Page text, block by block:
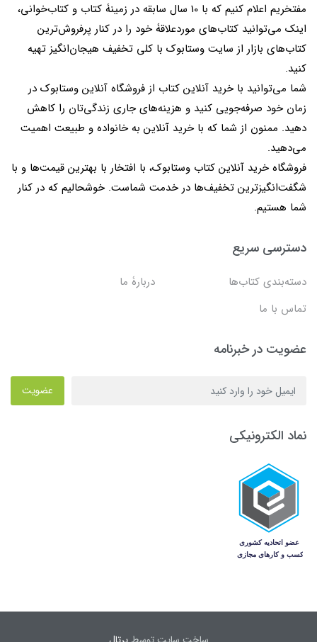
مفتخریم اعلام کنیم که با 10 سال سابقه در زمینۀ کتاب و کتاب‌خوانی،
اینک می‌توانید کتاب‌های موردعلاقۀ خود را در کنار پرفروش‌ترین
کتاب‌های بازار از سایت وستابوک با کلی تخفیف هیجان‌انگیز تهیه
کنید.
شما می‌توانید با خرید آنلاین کتاب از فروشگاه آنلاین وستابوک در
زمان خود صرفه‌جویی کنید و هزینه‌های جاری زندگی‌تان را کاهش
دهید. ممنون از شما که با خرید آنلاین به خانواده و طبیعت اهمیت
می‌دهید.
فروشگاه خرید آنلاین کتاب وستابوک، با افتخار با بهترین قیمت‌ها و با
شگفت‌انگیزترین تخفیف‌ها در خدمت شماست. خوشحالیم که در کنار
شما هستیم.
دسترسی سریع
دسته‌بندی کتاب‌ها
دربارۀ ما
تماس با ما
عضویت در خبرنامه
عضویت
نماد الکترونیکی